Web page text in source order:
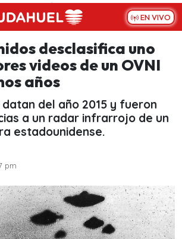
EN VIVO
desclasifica uno
videos de un OVNI
años
del año 2015 y fueron
a un radar infrarrojo de un
estadounidense.
pm